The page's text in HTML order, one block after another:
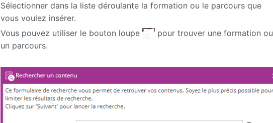
Sélectionner dans la liste déroulante la formation ou le parcours que
vous voulez insérer.
Vous pouvez utiliser le bouton loupe
pour trouver une formation ou
un parcours.